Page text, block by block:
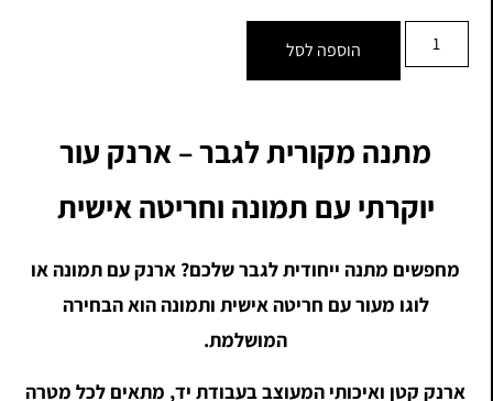
הוספה לסל
מתנה מקורית לגבר – ארנק עור
יוקרתי עם תמונה וחריטה אישית
מחפשים מתנה ייחודית לגבר שלכם? ארנק עם תמונה או
לוגו מעור עם חריטה אישית ותמונה הוא הבחירה
המושלמת.
ארנק קטן ואיכותי המעוצב בעבודת יד, מתאים לכל מטרה